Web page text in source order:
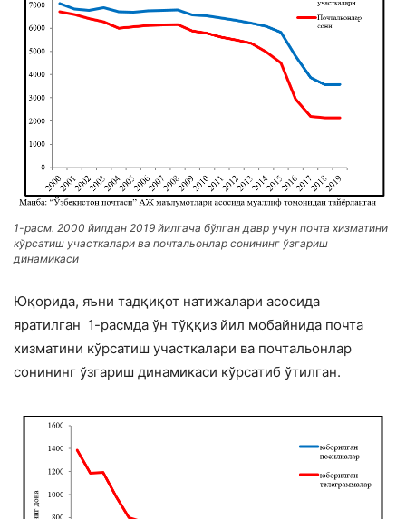
1-расм. 2000 йилдан 2019 йилгача бўлган давр учун почта хизматини
кўрсатиш участкалари ва пoчтaльoнлар сонининг ўзгариш
динамикаси
Юқорида, яъни тадқиқот натижалари асосида
яратилган 1-расмда ўн тўққиз йил мобайнида почта
хизматини кўрсатиш участкалари ва пoчтaльoнлар
сонининг ўзгариш динамикаси кўрсатиб ўтилган.